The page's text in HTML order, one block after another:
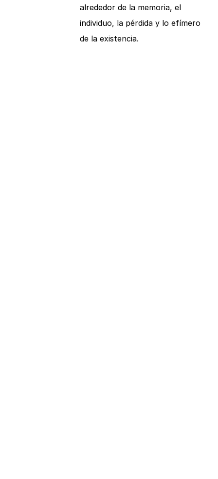
alrededor de la memoria, el
individuo, la pérdida y lo efímero
de la existencia.